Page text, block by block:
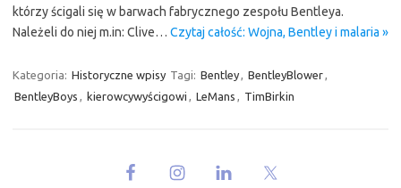
którzy ścigali się w barwach fabrycznego zespołu Bentleya.
Należeli do niej m.in: Clive… Czytaj całość: Wojna, Bentley i malaria »
Kategoria: Historyczne wpisy Tagi: Bentley, BentleyBlower,
BentleyBoys , kierowcywyścigowi , LeMans , TimBirkin